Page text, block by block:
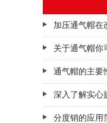
加压通气帽在
关于通气帽你
通气帽的主要
深入了解实心
分度销的应用